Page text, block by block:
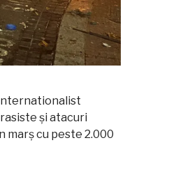
și atacuri
marș cu peste 2.000